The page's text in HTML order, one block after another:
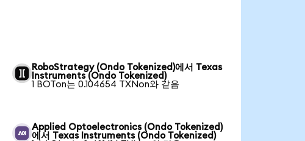
RoboStrategy (Ondo Tokenized)에서 Texas
Instruments (Ondo Tokenized)
1 BOTon는 0.104654 TXNon와 같음
Applied Optoelectronics (Ondo Tokenized)
에서 Texas Instruments (Ondo Tokenized)